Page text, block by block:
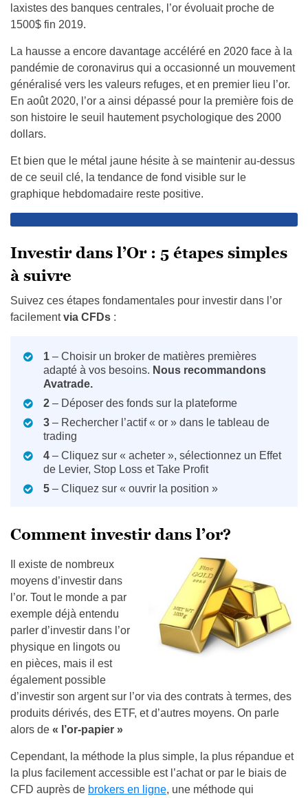
laxistes des banques centrales, l’or évoluait proche de
1500$ fin 2019.
La hausse a encore davantage accéléré en 2020 face à la
pandémie de coronavirus qui a occasionné un mouvement
généralisé vers les valeurs refuges, et en premier lieu l’or.
En août 2020, l’or a ainsi dépassé pour la première fois de
son histoire le seuil hautement psychologique des 2000
dollars.
Et bien que le métal jaune hésite à se maintenir au-dessus
de ce seuil clé, la tendance de fond visible sur le
graphique hebdomadaire reste positive.
Investir dans l’Or : 5 étapes simples
à suivre
Suivez ces étapes fondamentales pour investir dans l’or
facilementvia CFDs :
1 – Choisir un broker de matières premières
adapté à vos besoins. Nous recommandons
Avatrade.
2 – Déposer des fonds sur la plateforme
3 – Rechercher l’actif « or » dans le tableau de
trading
4 – Cliquez sur « acheter », sélectionnez un Effet
de Levier, Stop Loss et Take Profit
5 – Cliquez sur « ouvrir la position »
Comment investir dans l’or?
Il existe de nombreux
moyens d’investir dans
l’or. Tout le monde a par
exemple déjà entendu
parler d’investir dans l’or
physique en lingots ou
en pièces, mais il est
également possible
d’investir son argent sur l’or via des contrats à termes, des
produits dérivés, des ETF, et d’autres moyens. On parle
alors de « l’or-papier »
Cependant, la méthode la plus simple, la plus répandue et
la plus facilement accessible est l’achat or par le biais de
CFD auprès de brokers en ligne, une méthode qui